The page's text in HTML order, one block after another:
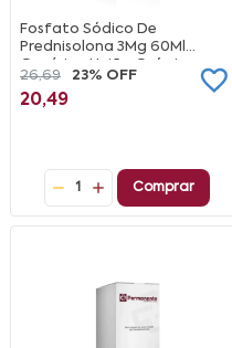
Fosfato Sódico De
Prednisolona 3Mg 60Ml
Genérico União Química
26,69 23% OFF
20,49
1 Comprar